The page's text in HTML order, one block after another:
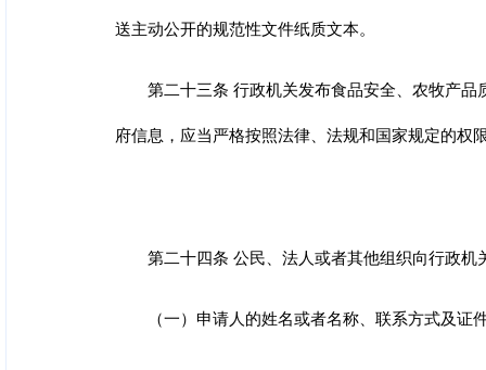
送主动公开的规范性文件纸质文本。
第二十三条 行政机关发布食品安全、农牧产
府信息，应当严格按照法律、法规和国家规定的权
第二十四条 公民、法人或者其他组织向行政
（一）申请人的姓名或者名称、联系方式及证